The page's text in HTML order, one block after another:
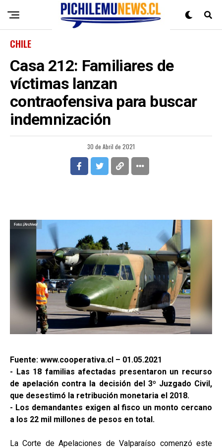
CHILE
Casa 212: Familiares de
víctimas lanzan
contraofensiva para buscar
indemnización
30 de Abril de 2021
Fuente: www.cooperativa.cl – 01.05.2021
- Las 18 familias afectadas presentaron un recurso
de apelación contra la decisión del 3º Juzgado Civil,
que desestimó la retribución monetaria el 2018.
- Los demandantes exigen al fisco un monto cercano
a los 22 mil millones de pesos en total.
La Corte de Apelaciones de Valparaíso comenzó este